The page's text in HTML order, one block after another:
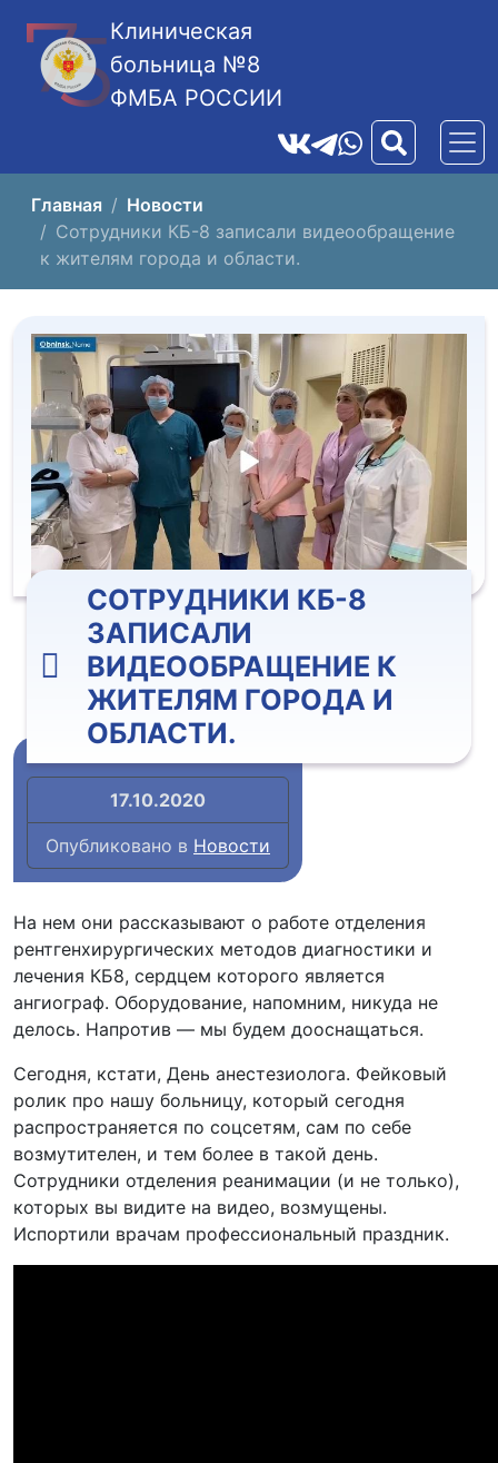
Клиническая
больница №8
ФМБА РОССИИ
Главная
Новости
Сотрудники КБ-8 записали видеообращение
к жителям города и области.
СОТРУДНИКИ КБ-8
ЗАПИСАЛИ
ВИДЕООБРАЩЕНИЕ К
ЖИТЕЛЯМ ГОРОДА И
ОБЛАСТИ.
17.10.2020
Опубликовано в Новости
На нем они рассказывают о работе отделения
рентгенхирургических методов диагностики и
лечения КБ8, сердцем которого является
ангиограф. Оборудование, напомним, никуда не
делось. Напротив — мы будем дооснащаться.
Сегодня, кстати, День анестезиолога. Фейковый
ролик про нашу больницу, который сегодня
распространяется по соцсетям, сам по себе
возмутителен, и тем более в такой день.
Сотрудники отделения реанимации (и не только),
которых вы видите на видео, возмущены.
Испортили врачам профессиональный праздник.